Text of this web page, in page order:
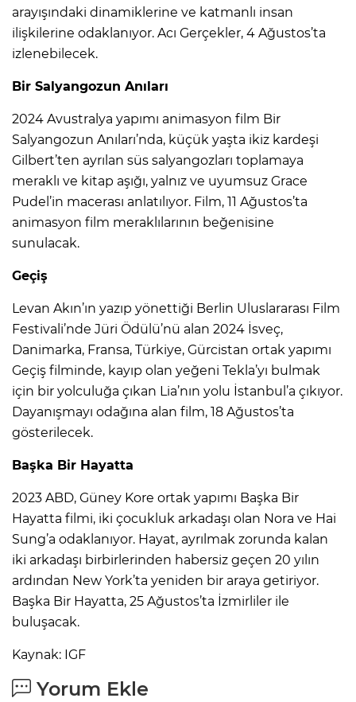
arayışındaki dinamiklerine ve katmanlı insan
ilişkilerine odaklanıyor. Acı Gerçekler, 4 Ağustos’ta
izlenebilecek.
Bir Salyangozun Anıları
2024 Avustralya yapımı animasyon film Bir
Salyangozun Anıları’nda, küçük yaşta ikiz kardeşi
Gilbert’ten ayrılan süs salyangozları toplamaya
meraklı ve kitap aşığı, yalnız ve uyumsuz Grace
Pudel’in macerası anlatılıyor. Film, 11 Ağustos’ta
animasyon film meraklılarının beğenisine
sunulacak.
Geçiş
Levan Akın’ın yazıp yönettiği Berlin Uluslararası Film
Festivali’nde Jüri Ödülü’nü alan 2024 İsveç,
Danimarka, Fransa, Türkiye, Gürcistan ortak yapımı
Geçiş filminde, kayıp olan yeğeni Tekla’yı bulmak
için bir yolculuğa çıkan Lia’nın yolu İstanbul’a çıkıyor.
Dayanışmayı odağına alan film, 18 Ağustos’ta
gösterilecek.
Başka Bir Hayatta
2023 ABD, Güney Kore ortak yapımı Başka Bir
Hayatta filmi, iki çocukluk arkadaşı olan Nora ve Hai
Sung’a odaklanıyor. Hayat, ayrılmak zorunda kalan
iki arkadaşı birbirlerinden habersiz geçen 20 yılın
ardından New York’ta yeniden bir araya getiriyor.
Başka Bir Hayatta, 25 Ağustos’ta İzmirliler ile
buluşacak.
Kaynak: IGF
Yorum Ekle